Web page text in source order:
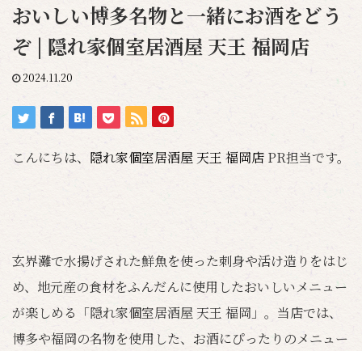
おいしい博多名物と一緒にお酒をどう
ぞ | 隠れ家個室居酒屋 天王 福岡店
2024.11.20
こんにちは、 隠れ家個室居酒屋 天王 福岡店 PR担当です。
玄界灘で水揚げされた鮮魚を使った刺身や活け造りをはじ
め、地元産の食材をふんだんに使用したおいしいメニュー
が楽しめる「隠れ家個室居酒屋 天王 福岡」。当店では、
博多や福岡の名物を使用した、お酒にぴったりのメニュー